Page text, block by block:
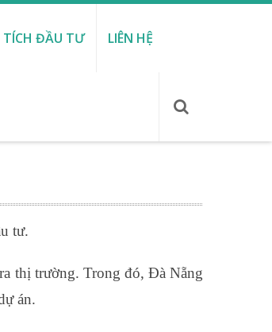
TÍCH ĐẦU TƯ LIÊN HỆ
tư.
thị trường. Trong đó, Đà Nẵng
án.